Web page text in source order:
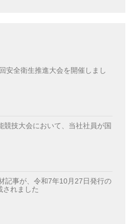
安全衛生推進大会を開催しまし
競技大会において、当社社員が国
記事が、令和7年10月27日発行の
されました